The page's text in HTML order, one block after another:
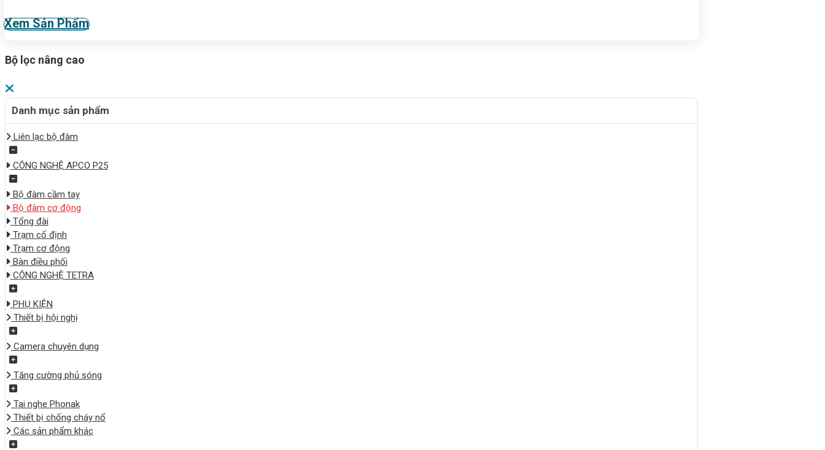
Xem Sản Phẩm
Bộ lọc nâng cao
Danh mục sản phẩm
Liên lạc bộ đàm
CÔNG NGHỆ APCO P25
Bộ đàm cầm tay
Bộ đàm cơ động
Tổng đài
Trạm cố định
Trạm cơ động
Bàn điều phối
CÔNG NGHỆ TETRA
PHỤ KIỆN
Thiết bị hội nghị
Camera chuyên dụng
Tăng cường phủ sóng
Tai nghe Phonak
Thiết bị chống cháy nổ
Các sản phẩm khác